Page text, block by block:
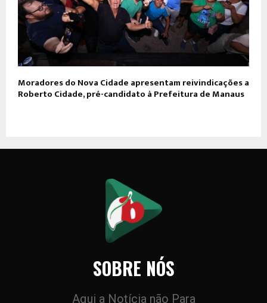
Moradores do Nova Cidade apresentam reivindicações a
Roberto Cidade, pré-candidato à Prefeitura de Manaus
SOBRE NÓS
Aqui a Notícia não Para